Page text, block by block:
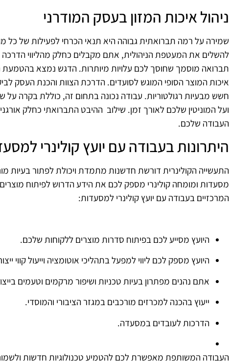
ניהול איכות המזון בעסק המודרני
שמירה על רמה תברואתית גבוהה היא תנאי הכרחי לפעילות של כל
להשלים את המעטפת הניהולית, אתם מקבלים כחלק מהליווי
תברואה מוסמך שחוסך לכם עלויות מיותרות. הדגש נמצא בהטמעת
איכות המוצר הסופי המוגש לסועדים. הדרכת הצוות והכנת העסק
חשש מבעיות רגולטוריות. עבודה נכונה בתחום זה, כוללת בקרה
ועל המוניטין שלכם לאורך זמן. שילוב ההיבט התברואתי כחלק
העבודה שלכם.
היתרונות בעבודה עם יועץ קולינרי
התעשייה הקולינרית דורשת חדשנות מתמדת ויכולת לפתור בעיות
מסעדות ומומחה קולינרי מספק לכם את הידע הדרוש לפיתוח
המרכזיים בעבודה עם יועץ קולינרי למסעדות:
היועץ מסייע לכם בפיתוח סדרות מוצרים ללקוחות שלכם.
היועץ מספק לכם ליווי למפעל בתהליכי אוטומציה וייעול קווי
אתם נהנים מפתרון בעיות טכניות ושיפור מרקמים וטעמים
ייעוץ בהכנה למכרזים מורכבים במגזר הציבורי והמוסדי.
הדרכות לעובדים במסעדה.
העבודה המשותפת מאפשרת לכם להטמיע טכנולוגיות חדשות